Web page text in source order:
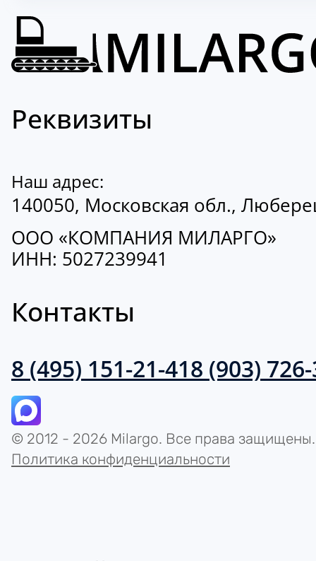
Реквизиты
Наш адрес:
140050, Московская обл.,
ООО «КОМПАНИЯ МИЛАРГО»
ИНН: 5027239941
Контакты
8 (495) 151-21-418 (903)
© 2012 - 2026 Milargo. Все права защищены.
Политика конфиденциальности